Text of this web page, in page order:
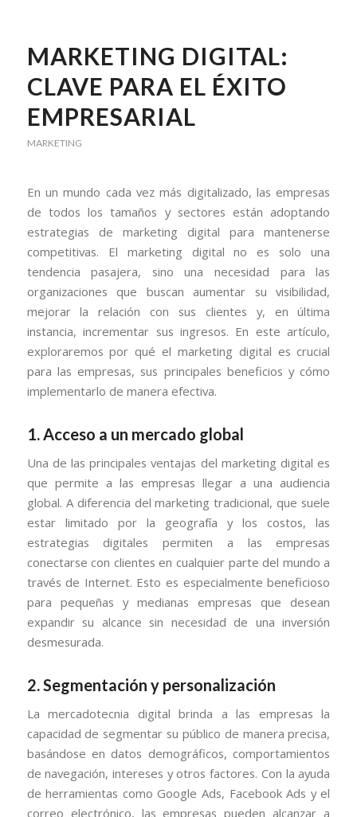
MARKETING DIGITAL:
CLAVE PARA EL ÉXITO
EMPRESARIAL
MARKETING
En un mundo cada vez más digitalizado, las empresas
de todos los tamaños y sectores están adoptando
estrategias de marketing digital para mantenerse
competitivas. El marketing digital no es solo una
tendencia pasajera, sino una necesidad para las
organizaciones que buscan aumentar su visibilidad,
mejorar la relación con sus clientes y, en última
instancia, incrementar sus ingresos. En este artículo,
exploraremos por qué el marketing digital es crucial
para las empresas, sus principales beneficios y cómo
implementarlo de manera efectiva.
1. Acceso a un mercado global
Una de las principales ventajas del marketing digital es
que permite a las empresas llegar a una audiencia
global. A diferencia del marketing tradicional, que suele
estar limitado por la geografía y los costos, las
estrategias digitales permiten a las empresas
conectarse con clientes en cualquier parte del mundo a
través de Internet. Esto es especialmente beneficioso
para pequeñas y medianas empresas que desean
expandir su alcance sin necesidad de una inversión
desmesurada.
2. Segmentación y personalización
La mercadotecnia digital brinda a las empresas la
capacidad de segmentar su público de manera precisa,
basándose en datos demográficos, comportamientos
de navegación, intereses y otros factores. Con la ayuda
de herramientas como Google Ads, Facebook Ads y el
correo electrónico, las empresas pueden alcanzar a